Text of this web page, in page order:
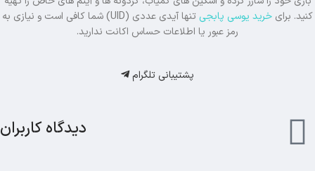
کنید. برای خرید یوسی پابجی
تنها آیدی عددی (UID) شما کافی است و نیازی به
رمز عبور یا اطلاعات حساس اکانت ندارید.
پشتیبانی تلگرام
دیدگاه کاربران